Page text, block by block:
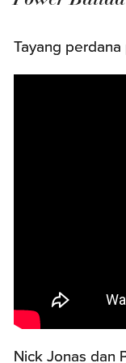
Tayang
Nick Jonas dan